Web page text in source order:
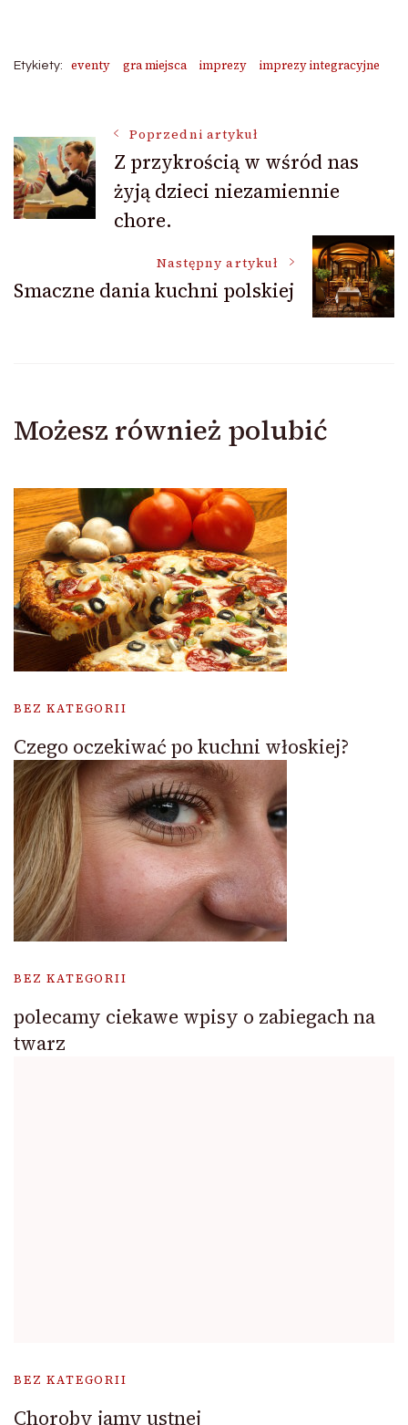
Etykiety: eventy gra miejsca imprezy imprezy integracyjne
Nawigacja
wpisu
Poprzedni artykuł
Z przykrością w wśród nas
żyją dzieci niezamiennie
chore.
Następny artykuł
Smaczne dania kuchni polskiej
Możesz również polubić
BEZ KATEGORII
Czego oczekiwać po kuchni włoskiej?
BEZ KATEGORII
polecamy ciekawe wpisy o zabiegach na
twarz
BEZ KATEGORII
Choroby jamy ustnej